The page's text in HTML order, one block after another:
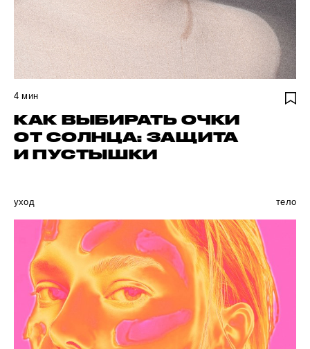
4 мин
КАК ВЫБИРАТЬ ОЧКИ
ОТ СОЛНЦА: ЗАЩИТА
И ПУСТЫШКИ
уход тело